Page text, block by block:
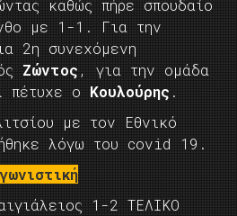
καθώς πήρε σπουδαίο
με 1-1. Για την
2η συνεχόμενη
Ζώντος , για την ομάδα
πέτυχε ο Κουλούρης .
με τον Εθνικό
λόγω του covid 19.
1-2 ΤΕΛΙΚΟ